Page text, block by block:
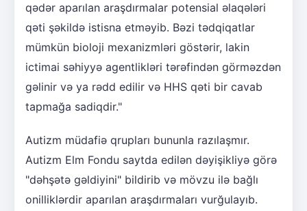
qədər aparılan araşdırmalar potensial əlaqələri
qəti şəkildə istisna etməyib. Bəzi tədqiqatlar
mümkün bioloji mexanizmləri göstərir, lakin
ictimai səhiyyə agentlikləri tərəfindən görməzdən
gəlinir və ya rədd edilir və HHS qəti bir cavab
tapmağa sadiqdir."
Autizm müdafiə qrupları bununla razılaşmır.
Autizm Elm Fondu saytda edilən dəyişikliyə görə
"dəhşətə gəldiyini" bildirib və mövzu ilə bağlı
onilliklərdir aparılan araşdırmaları vurğulayıb.